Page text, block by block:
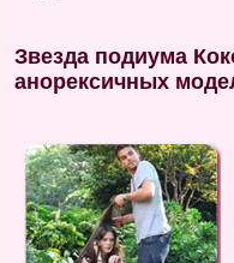
Звезда подиума
анорексичных